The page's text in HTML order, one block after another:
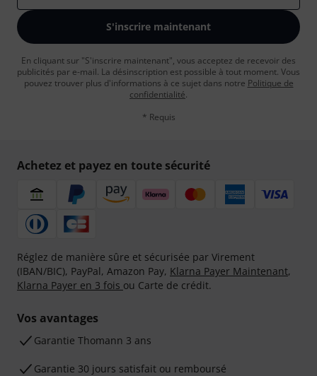
S'inscrire maintenant
En cliquant sur "S'inscrire maintenant", vous acceptez de recevoir des
publicités par e-mail. La désinscription est possible à tout moment. Vous
pouvez trouver plus d'informations à ce sujet dans notre Politique de
confidentialité.
* Requis
Achetez et payez en toute sécurité
Réglez de manière sûre et sécurisée par Virement
(IBAN/BIC), PayPal, Amazon Pay, Klarna Payer Maintenant,
Klarna Payer en 3 fois ou Carte de crédit.
Vos avantages
Ga­ran­tie Thomann 3 ans
Garantie 30 jours satisfait ou remboursé